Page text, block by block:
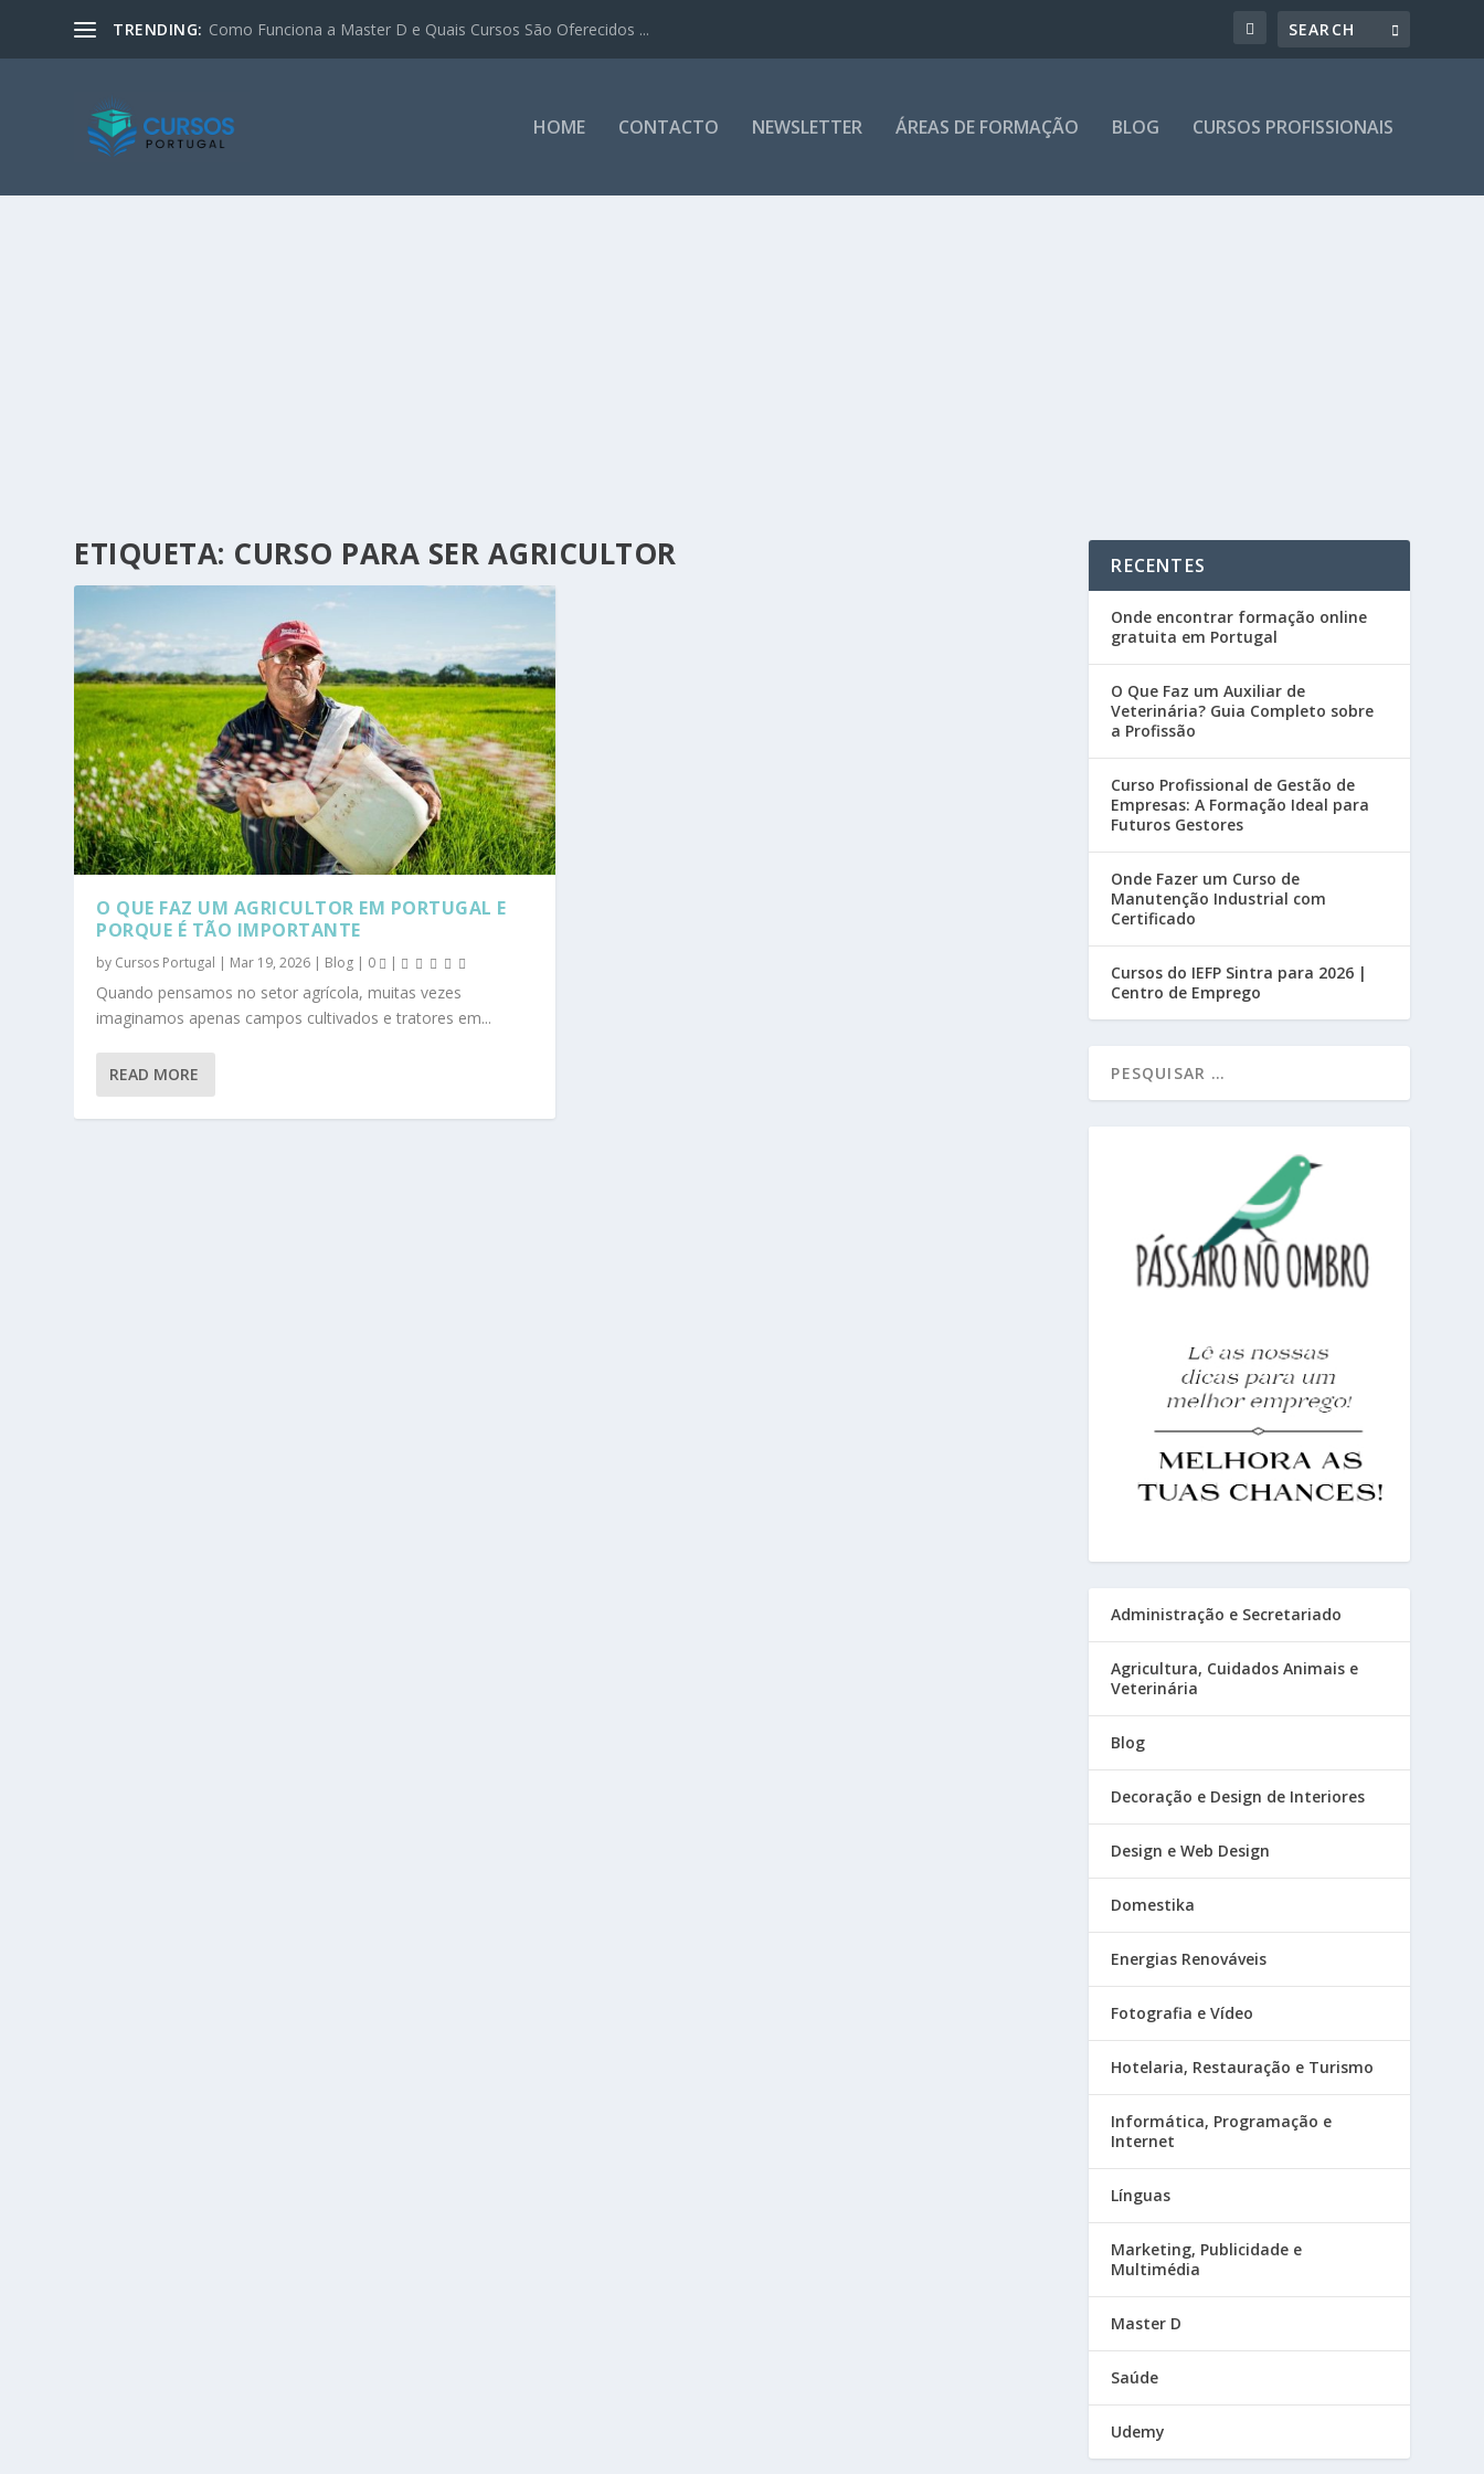
TRENDING: Como Funciona a Master D e Quais Cursos São Oferecidos ...
HOME CONTACTO NEWSLETTER ÁREAS DE FORMAÇÃO BLOG CURSOS PROFISSIONAIS
ETIQUETA: CURSO PARA SER AGRICULTOR
O QUE FAZ UM AGRICULTOR EM PORTUGAL E
PORQUE É TÃO IMPORTANTE
by Cursos Portugal | Mar 19, 2026 | Blog | 0 |
Quando pensamos no setor agrícola, muitas vezes
imaginamos apenas campos cultivados e tratores em...
READ MORE
RECENTES
Onde encontrar formação online
gratuita em Portugal
O Que Faz um Auxiliar de
Veterinária? Guia Completo sobre
a Profissão
Curso Profissional de Gestão de
Empresas: A Formação Ideal para
Futuros Gestores
Onde Fazer um Curso de
Manutenção Industrial com
Certificado
Cursos do IEFP Sintra para 2026 |
Centro de Emprego
Administração e Secretariado
Agricultura, Cuidados Animais e
Veterinária
Blog
Decoração e Design de Interiores
Design e Web Design
Domestika
Energias Renováveis
Fotografia e Vídeo
Hotelaria, Restauração e Turismo
Informática, Programação e
Internet
Línguas
Marketing, Publicidade e
Multimédia
Master D
Saúde
Udemy